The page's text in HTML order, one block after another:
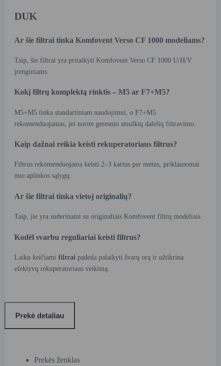
DUK
Ar šie filtrai tinka Komfovent Verso CF 1000 modeliams?
Taip, šie filtrai yra pritaikyti Komfovent Verso CF 1000 U/H/V
įrenginiams.
Kokį filtrų komplektą rinktis – M5 ar F7+M5?
M5+M5 tinka standartiniam naudojimui, o F7+M5
rekomenduojamas, jei norite geresnio smulkių dalelių filtravimo.
Kaip dažnai reikia keisti rekuperatoriaus filtrus?
Filtrus rekomenduojama keisti 2–3 kartus per metus, priklausomai
nuo aplinkos sąlygų.
Ar šie filtrai tinka vietoj originalių?
Taip, jie yra suderinami su originaliais Komfovent filtrų modeliais.
Kodėl svarbu reguliariai keisti filtrus?
Laiku keičiami filtrai padeda palaikyti švarų orą ir užtikrina
efektyvų rekuperatoriaus veikimą.
Prekė detaliau
Prekės ženklas